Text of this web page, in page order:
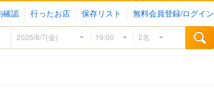
確認 行ったお店 保存リスト 無料会員登録/ログイン